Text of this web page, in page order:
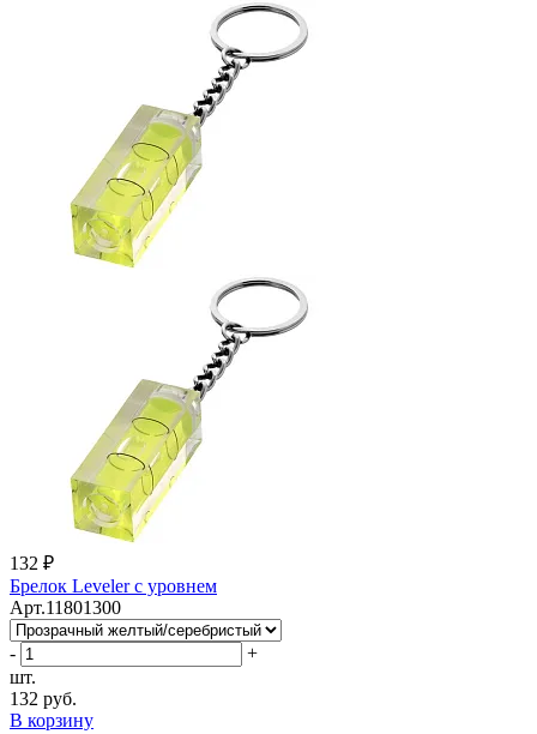
132 ₽
Брелок Leveler с уровнем
Арт.11801300
-
+
шт.
132 руб.
В корзину